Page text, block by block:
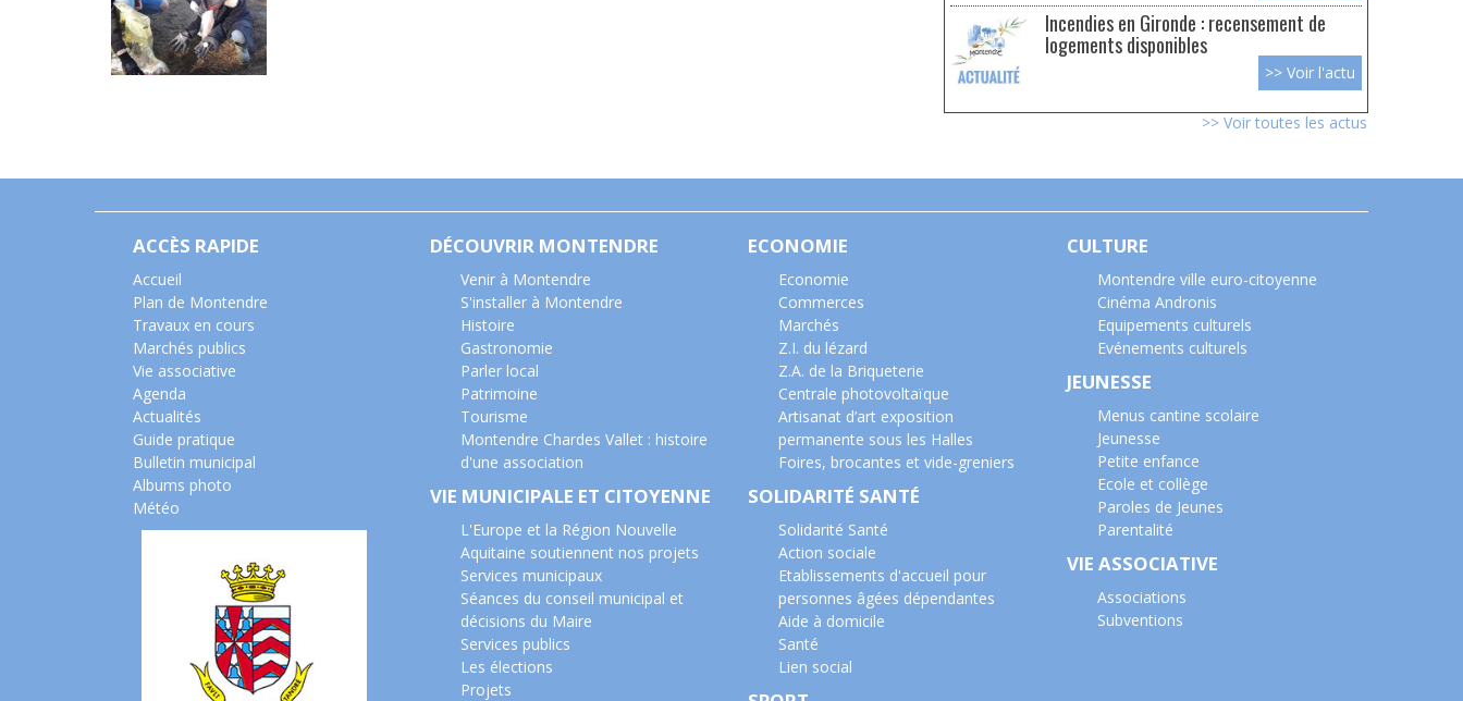
Incendies en Gironde : recensement de
logements disponibles
>> Voir l'actu
>> Voir toutes les actus
ACCÈS RAPIDE
Accueil
Plan de Montendre
Travaux en cours
Marchés publics
Vie associative
Agenda
Actualités
Guide pratique
Bulletin municipal
Albums photo
Météo
DÉCOUVRIR MONTENDRE
Venir à Montendre
S'installer à Montendre
Histoire
Gastronomie
Parler local
Patrimoine
Tourisme
Montendre Chardes Vallet : histoire
d'une association
VIE MUNICIPALE ET CITOYENNE
L'Europe et la Région Nouvelle
Aquitaine soutiennent nos projets
Services municipaux
Séances du conseil municipal et
décisions du Maire
Services publics
Les élections
Projets
ECONOMIE
Economie
Commerces
Marchés
Z.I. du lézard
Z.A. de la Briqueterie
Centrale photovoltaïque
Artisanat d’art exposition
permanente sous les Halles
Foires, brocantes et vide-greniers
SOLIDARITÉ SANTÉ
Solidarité Santé
Action sociale
Etablissements d'accueil pour
personnes âgées dépendantes
Aide à domicile
Santé
Lien social
CULTURE
Montendre ville euro-citoyenne
Cinéma Andronis
Equipements culturels
Evénements culturels
JEUNESSE
Menus cantine scolaire
Jeunesse
Petite enfance
Ecole et collège
Paroles de Jeunes
Parentalité
VIE ASSOCIATIVE
Associations
Subventions